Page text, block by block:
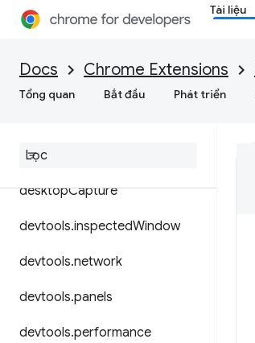
Tài liệu
Docs Chrome Extensions
Tổng quan Bắt đầu Phát triển
contextMenus
debugger
declarative
desktopCapture
devtools.inspectedWindow
devtools.network
devtools.panels
devtools.performance